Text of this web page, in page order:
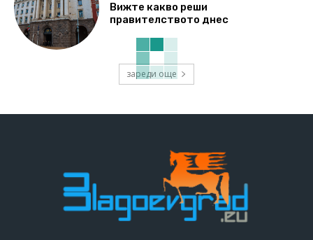
Вижте какво реши
правителството днес
зареди още